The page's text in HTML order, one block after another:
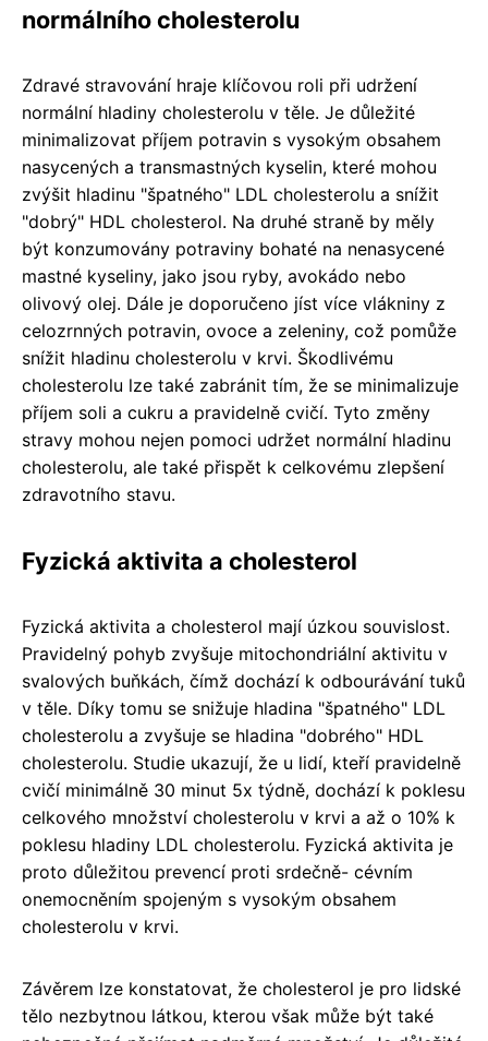
normálního cholesterolu
Zdravé stravování hraje klíčovou roli při udržení
normální hladiny cholesterolu v těle. Je důležité
minimalizovat příjem potravin s vysokým obsahem
nasycených a transmastných kyselin, které mohou
zvýšit hladinu "špatného" LDL cholesterolu a snížit
"dobrý" HDL cholesterol. Na druhé straně by měly
být konzumovány potraviny bohaté na nenasycené
mastné kyseliny, jako jsou ryby, avokádo nebo
olivový olej. Dále je doporučeno jíst více vlákniny z
celozrnných potravin, ovoce a zeleniny, což pomůže
snížit hladinu cholesterolu v krvi. Škodlivému
cholesterolu lze také zabránit tím, že se minimalizuje
příjem soli a cukru a pravidelně cvičí. Tyto změny
stravy mohou nejen pomoci udržet normální hladinu
cholesterolu, ale také přispět k celkovému zlepšení
zdravotního stavu.
Fyzická aktivita a cholesterol
Fyzická aktivita a cholesterol mají úzkou souvislost.
Pravidelný pohyb zvyšuje mitochondriální aktivitu v
svalových buňkách, čímž dochází k odbourávání tuků
v těle. Díky tomu se snižuje hladina "špatného" LDL
cholesterolu a zvyšuje se hladina "dobrého" HDL
cholesterolu. Studie ukazují, že u lidí, kteří pravidelně
cvičí minimálně 30 minut 5x týdně, dochází k poklesu
celkového množství cholesterolu v krvi a až o 10% k
poklesu hladiny LDL cholesterolu. Fyzická aktivita je
proto důležitou prevencí proti srdečně- cévním
onemocněním spojeným s vysokým obsahem
cholesterolu v krvi.
Závěrem lze konstatovat, že cholesterol je pro lidské
tělo nezbytnou látkou, kterou však může být také